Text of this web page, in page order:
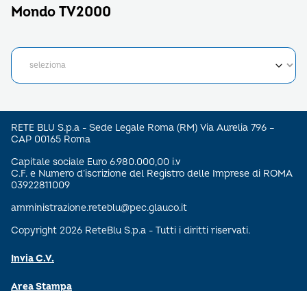
Mondo TV2000
RETE BLU S.p.a - Sede Legale Roma (RM) Via Aurelia 796 –
CAP 00165 Roma
Capitale sociale Euro 6.980.000,00 i.v
C.F. e Numero d’iscrizione del Registro delle Imprese di ROMA
03922811009
amministrazione.reteblu@pec.glauco.it
Copyright 2026 ReteBlu S.p.a - Tutti i diritti riservati.
Invia C.V.
Area Stampa